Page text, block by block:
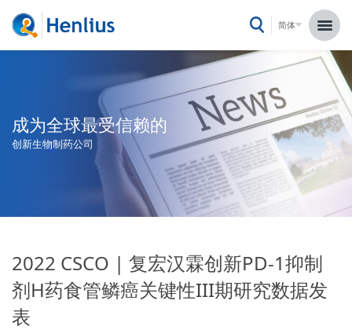
简体
成为全球最受信赖的
创新生物制药公司
2022 CSCO | 复宏汉霖创新PD-1抑制
剂H药食管鳞癌关键性III期研究数据发
表